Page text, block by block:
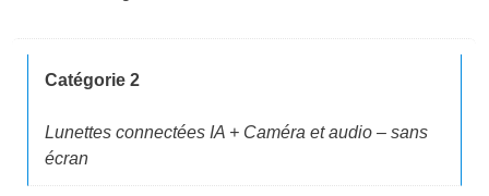
Catégorie 2
Lunettes connectées IA + Caméra et audio – sans
écran